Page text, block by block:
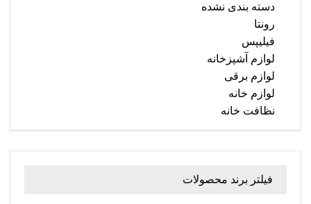
دسته بندی نشده
رونتا
فیلیپس
لوازم آشپزخانه
لوازم برقی
لوازم خانه
نظافت خانه
فیلتر برند محصولات